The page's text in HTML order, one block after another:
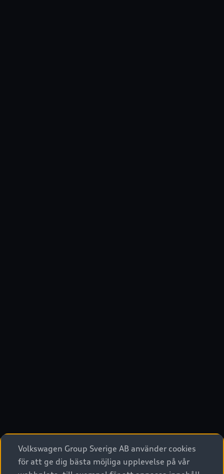
Volkswagen Group Sverige AB använder cookies
för att ge dig bästa möjliga upplevelse på vår